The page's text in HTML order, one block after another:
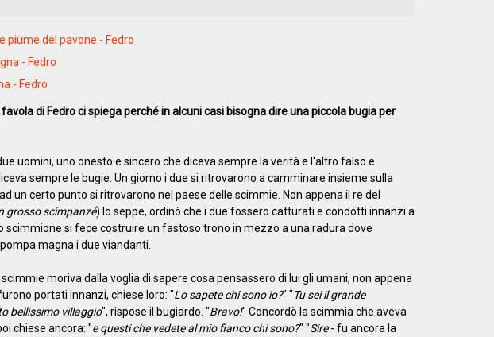
piume del pavone - Fedro
- Fedro
- Fedro
di Fedro ci spiega perché in alcuni casi bisogna dire una piccola bugia per
uomini, uno onesto e sincero che diceva sempre la verità e l'altro falso e
sempre le bugie. Un giorno i due si ritrovarono a camminare insieme sulla
un certo punto si ritrovarono nel paese delle scimmie. Non appena il re del
grosso scimpanzé) lo seppe, ordinò che i due fossero catturati e condotti innanzi a
scimmione si fece costruire un fastoso trono in mezzo a una radura dove
magna i due viandanti.
scimmie moriva dalla voglia di sapere cosa pensassero di lui gli umani, non appena
portati innanzi, chiese loro: "Lo sapete chi sono io?" "Tu sei il grande
bellissimo villaggio", rispose il bugiardo. "Bravo!" Concordò la scimmia che aveva
chiese ancora: "e questi che vedete al mio fianco chi sono?" "Sire- fu ancora la